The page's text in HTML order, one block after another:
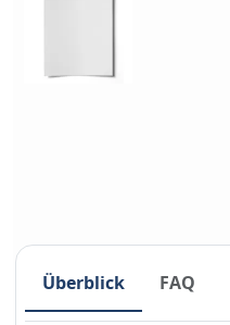
Überblick FAQ